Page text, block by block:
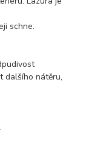
schne.
dalšího nátěru,